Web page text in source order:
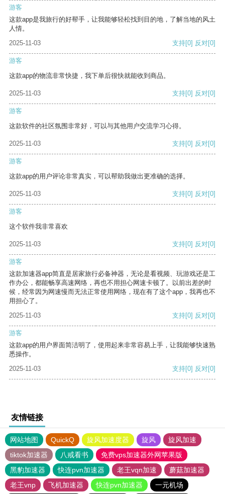
游客
这款app是我旅行的好帮手，让我能够轻松找到目的地，了解当地的风土
人情。
2025-11-03
支持[0] 反对[0]
游客
这款app的物流非常快捷，我下单后很快就能收到商品。
2025-11-03 支持[0] 反对[0]
游客
这款软件的社区氛围非常好，可以与其他用户交流学习心得。
2025-11-03 支持[0] 反对[0]
游客
这款app的用户评论非常真实，可以帮助我做出更准确的选择。
2025-11-03 支持[0] 反对[0]
游客
这个软件我非常喜欢
2025-11-03 支持[0] 反对[0]
游客
这款加速器app简直是居家旅行必备神器，无论是看视频、玩游戏还是工
作办公，都能畅享高速网络，再也不用担心网速卡顿了。以前出差的时
候，经常因为网速慢而无法正常使用网络，现在有了这个app，我再也不
用担心了。
2025-11-03
支持[0] 反对[0]
游客
这款app的用户界面简洁明了，使用起来非常容易上手，让我能够快速熟
悉操作。
2025-11-03
支持[0] 反对[0]
友情链接
网站地图 QuickQ 旋风加速度器 旋风
旋风加速
tiktok加速器
八戒看书
免费vps加速器外网苹果版
黑豹加速器
快连pvn加速器 老王vqn加速
蘑菇加速器
老王vnp
飞机加速器 快连pvn加速器 一元机场